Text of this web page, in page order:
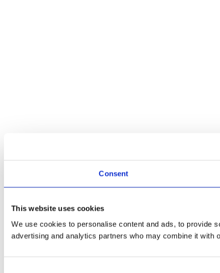
Consent
This website uses cookies
We use cookies to personalise content and ads, to provide
advertising and analytics partners who may combine it with